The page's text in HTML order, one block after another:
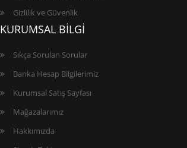
Gizlilik ve Güvenlik
KURUMSAL BİLGİ
Sıkça Sorulan Sorular
Banka Hesap Bilgilerimiz
Kurumsal Satış Sayfası
Mağazalarımız
Hakkımızda